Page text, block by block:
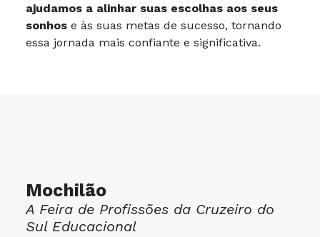
ajudamos a alinhar suas escolhas aos seus
sonhos e às suas metas de sucesso, tornando
essa jornada mais confiante e significativa.
Mochilão
A Feira de Profissões da Cruzeiro do
Sul Educacional